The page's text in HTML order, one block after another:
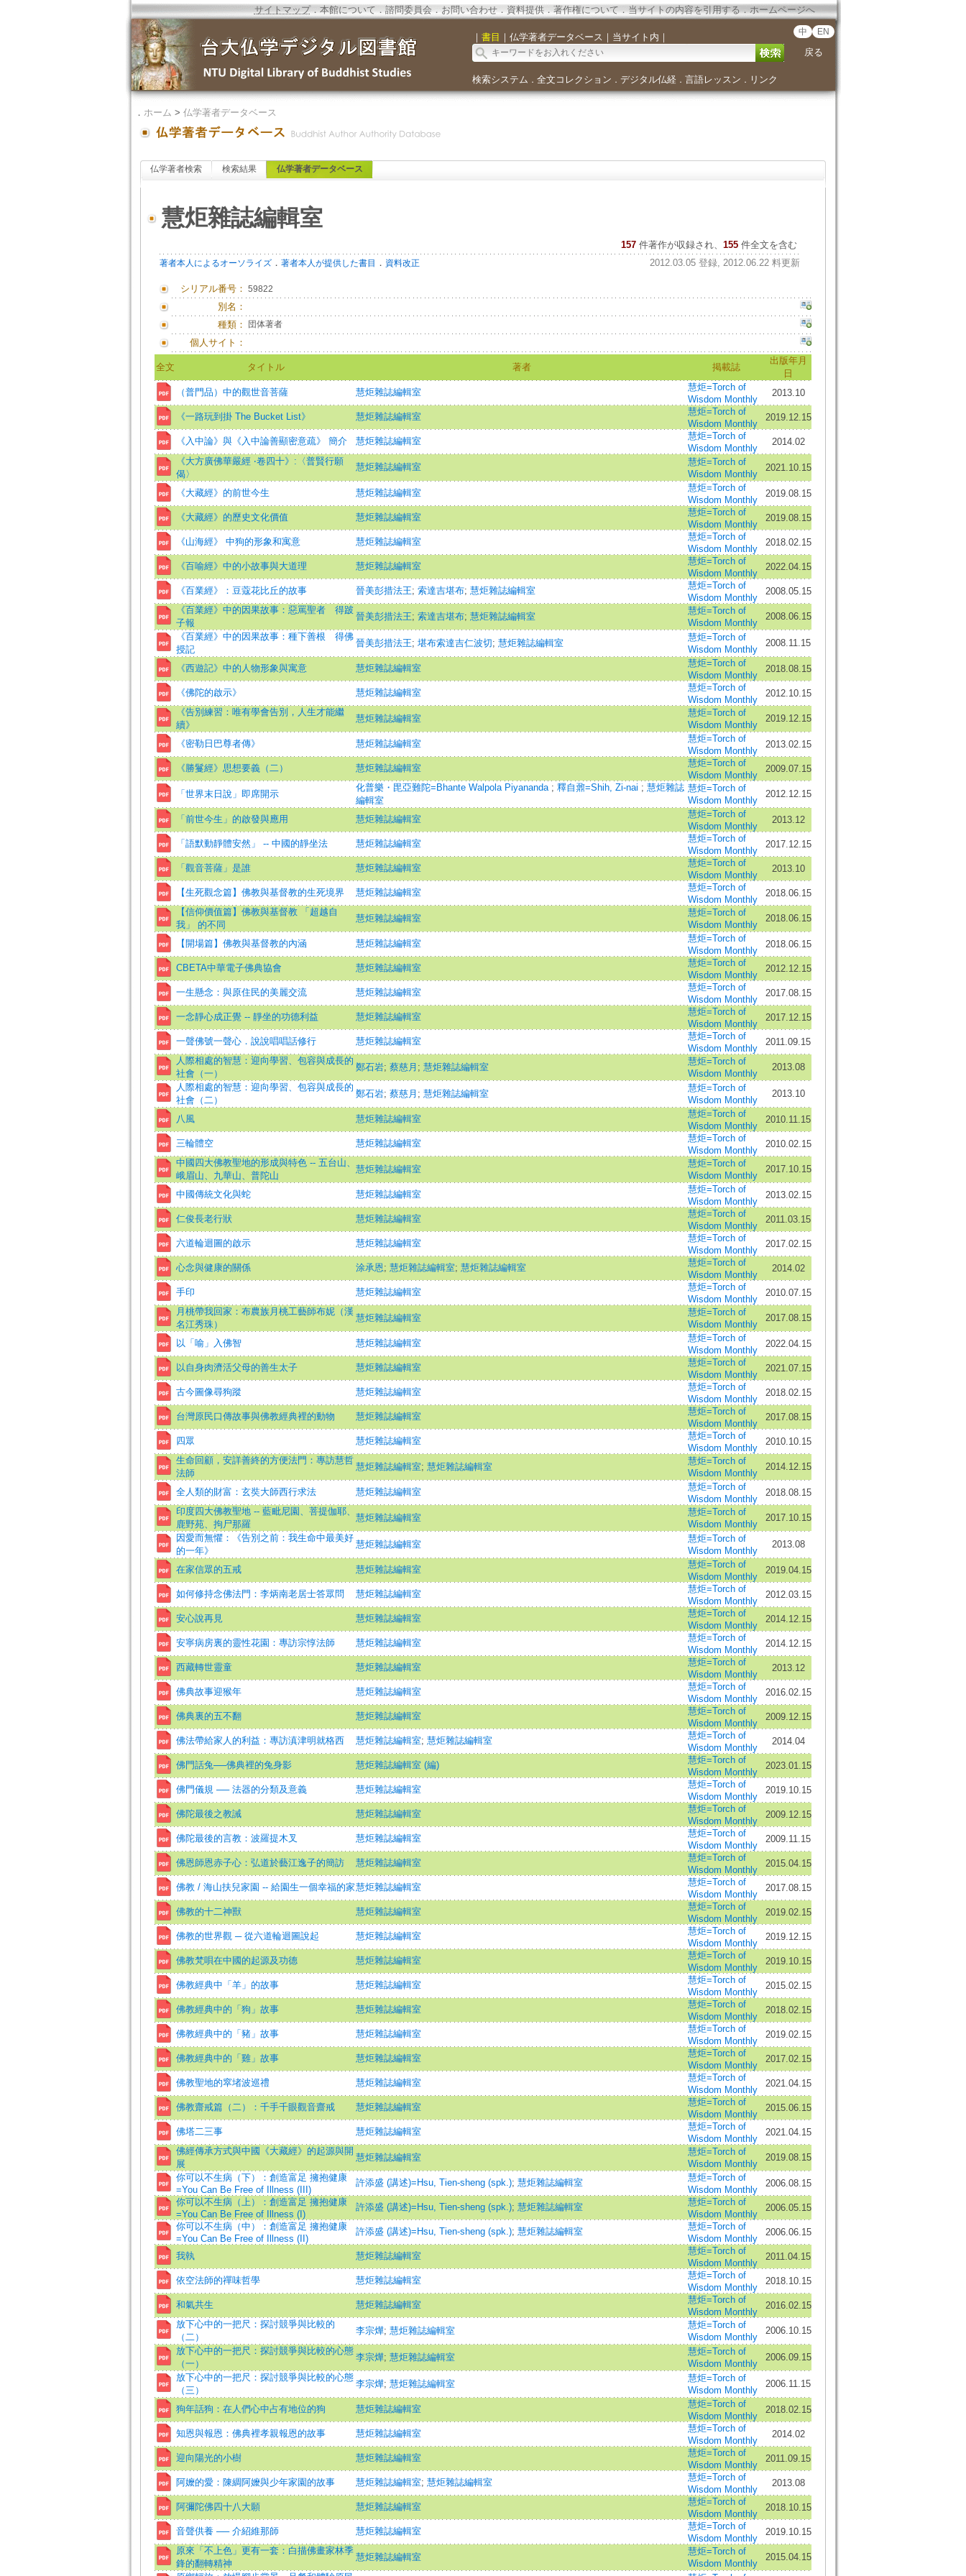
サイトマップ．本館について．諮問委員会． お問い合わせ． 資料提供．著作権について．当サイトの内容を引用する．ホームページへ
｜ 書目 ｜ 仏学著者データベース ｜ 当サイト内 ｜ 中 EN
戻る
検索システム ． 全文コレクション ． デジタル仏経． 言語レッスン ． リンク
． ホーム > 仏学著者データベース
仏学著者検索 検索結果 仏学著者データベース
慧炬雜誌編輯室
157 件著作が収録され、 155件全文を含む
著者本人によるオーソライズ． 著者本人が提供した書目 ． 資料改正 2012.03.05 登録, 2012.06.22 料更新
シリアル番号： 59822
別名：
種類：
団体著者
個人サイト：
全文 タイトル 著者 掲載誌
出版年月
日
（普門品）中的觀世音菩薩
慧炬雜誌編輯室
慧炬=Torch of
Wisdom Monthly
2013.10
《一路玩到掛 The Bucket List》 慧炬雜誌編輯室
慧炬=Torch of
Wisdom Monthly
2019.12.15
《入中論》與《入中論善顯密意疏》 簡介 慧炬雜誌編輯室
慧炬=Torch of
Wisdom Monthly
2014.02
《大方廣佛華嚴經 ‧卷四十》:〈普賢行願
偈〉
慧炬雜誌編輯室
慧炬=Torch of
Wisdom Monthly
2021.10.15
《大藏經》的前世今生 慧炬雜誌編輯室
慧炬=Torch of
Wisdom Monthly
2019.08.15
《大藏經》的歷史文化價值 慧炬雜誌編輯室
慧炬=Torch of
Wisdom Monthly
2019.08.15
《山海經》 中狗的形象和寓意 慧炬雜誌編輯室
慧炬=Torch of
Wisdom Monthly
2018.02.15
《百喻經》中的小故事與大道理 慧炬雜誌編輯室
慧炬=Torch of
Wisdom Monthly
2022.04.15
《百業經》：豆蔻花比丘的故事 晉美彭措法王; 索達吉堪布; 慧炬雜誌編輯室
慧炬=Torch of
Wisdom Monthly
2008.05.15
《百業經》中的因果故事：惡罵聖者 得跛
子報
晉美彭措法王; 索達吉堪布; 慧炬雜誌編輯室
慧炬=Torch of
Wisdom Monthly
2008.06.15
《百業經》中的因果故事：種下善根 得佛
授記
晉美彭措法王; 堪布索達吉仁波切; 慧炬雜誌編輯室
慧炬=Torch of
Wisdom Monthly
2008.11.15
《西遊記》中的人物形象與寓意 慧炬雜誌編輯室
慧炬=Torch of
Wisdom Monthly
2018.08.15
《佛陀的啟示》 慧炬雜誌編輯室
慧炬=Torch of
Wisdom Monthly
2012.10.15
《告別練習：唯有學會告別，人生才能繼
續》
慧炬雜誌編輯室
慧炬=Torch of
Wisdom Monthly
2019.12.15
《密勒日巴尊者傳》 慧炬雜誌編輯室
慧炬=Torch of
Wisdom Monthly
2013.02.15
《勝鬘經》思想要義（二） 慧炬雜誌編輯室
慧炬=Torch of
Wisdom Monthly
2009.07.15
「世界末日說」即席開示
化普樂・毘亞難陀=Bhante Walpola Piyananda ; 釋自鼐=Shih, Zi-nai ; 慧炬雜誌
編輯室
慧炬=Torch of
Wisdom Monthly
2012.12.15
「前世今生」的啟發與應用 慧炬雜誌編輯室
慧炬=Torch of
Wisdom Monthly
2013.12
「語默動靜體安然」 -- 中國的靜坐法 慧炬雜誌編輯室
慧炬=Torch of
Wisdom Monthly
2017.12.15
「觀音菩薩」是誰 慧炬雜誌編輯室
慧炬=Torch of
Wisdom Monthly
2013.10
【生死觀念篇】佛教與基督教的生死境界 慧炬雜誌編輯室
慧炬=Torch of
Wisdom Monthly
2018.06.15
【信仰價值篇】佛教與基督教 「超越自
我」 的不同
慧炬雜誌編輯室
慧炬=Torch of
Wisdom Monthly
2018.06.15
【開場篇】佛教與基督教的內涵 慧炬雜誌編輯室
慧炬=Torch of
Wisdom Monthly
2018.06.15
CBETA中華電子佛典協會 慧炬雜誌編輯室
慧炬=Torch of
Wisdom Monthly
2012.12.15
一生懸念：與原住民的美麗交流 慧炬雜誌編輯室
慧炬=Torch of
Wisdom Monthly
2017.08.15
一念靜心成正覺 -- 靜坐的功德利益 慧炬雜誌編輯室
慧炬=Torch of
Wisdom Monthly
2017.12.15
一聲佛號一聲心．說說唱唱話修行 慧炬雜誌編輯室
慧炬=Torch of
Wisdom Monthly
2011.09.15
人際相處的智慧：迎向學習、包容與成長的
社會（一）
鄭石岩; 蔡慈月 ; 慧炬雜誌編輯室
慧炬=Torch of
Wisdom Monthly
2013.08
人際相處的智慧：迎向學習、包容與成長的
社會（二）
鄭石岩; 蔡慈月 ; 慧炬雜誌編輯室
慧炬=Torch of
Wisdom Monthly
2013.10
八風 慧炬雜誌編輯室
慧炬=Torch of
Wisdom Monthly
2010.11.15
三輪體空 慧炬雜誌編輯室
慧炬=Torch of
Wisdom Monthly
2010.02.15
中國四大佛教聖地的形成與特色 -- 五台山、
峨眉山、九華山、普陀山
慧炬雜誌編輯室
慧炬=Torch of
Wisdom Monthly
2017.10.15
中國傳統文化與蛇 慧炬雜誌編輯室
慧炬=Torch of
Wisdom Monthly
2013.02.15
仁俊長老行狀 慧炬雜誌編輯室
慧炬=Torch of
Wisdom Monthly
2011.03.15
六道輪迴圖的啟示 慧炬雜誌編輯室
慧炬=Torch of
Wisdom Monthly
2017.02.15
心念與健康的關係 涂承恩; 慧炬雜誌編輯室; 慧炬雜誌編輯室
慧炬=Torch of
Wisdom Monthly
2014.02
手印 慧炬雜誌編輯室
慧炬=Torch of
Wisdom Monthly
2010.07.15
月桃帶我回家：布農族月桃工藝師布妮（漢
名江秀珠）
慧炬雜誌編輯室
慧炬=Torch of
Wisdom Monthly
2017.08.15
以「喻」入佛智 慧炬雜誌編輯室
慧炬=Torch of
Wisdom Monthly
2022.04.15
以自身肉濟活父母的善生太子 慧炬雜誌編輯室
慧炬=Torch of
Wisdom Monthly
2021.07.15
古今圖像尋狗蹤 慧炬雜誌編輯室
慧炬=Torch of
Wisdom Monthly
2018.02.15
台灣原民口傳故事與佛教經典裡的動物 慧炬雜誌編輯室
慧炬=Torch of
Wisdom Monthly
2017.08.15
四眾 慧炬雜誌編輯室
慧炬=Torch of
Wisdom Monthly
2010.10.15
生命回顧，安詳善終的方便法門：專訪慧哲
法師
慧炬雜誌編輯室; 慧炬雜誌編輯室
慧炬=Torch of
Wisdom Monthly
2014.12.15
全人類的財富：玄奘大師西行求法 慧炬雜誌編輯室
慧炬=Torch of
Wisdom Monthly
2018.08.15
印度四大佛教聖地 -- 藍毗尼園、菩提伽耶、
鹿野苑、拘尸那羅
慧炬雜誌編輯室
慧炬=Torch of
Wisdom Monthly
2017.10.15
因愛而無懼：《告別之前：我生命中最美好
的一年》
慧炬雜誌編輯室
慧炬=Torch of
Wisdom Monthly
2013.08
在家信眾的五戒 慧炬雜誌編輯室
慧炬=Torch of
Wisdom Monthly
2019.04.15
如何修持念佛法門：李炳南老居士答眾問 慧炬雜誌編輯室
慧炬=Torch of
Wisdom Monthly
2012.03.15
安心說再見 慧炬雜誌編輯室
慧炬=Torch of
Wisdom Monthly
2014.12.15
安寧病房裏的靈性花園：專訪宗惇法師 慧炬雜誌編輯室
慧炬=Torch of
Wisdom Monthly
2014.12.15
西藏轉世靈童 慧炬雜誌編輯室
慧炬=Torch of
Wisdom Monthly
2013.12
佛典故事迎猴年 慧炬雜誌編輯室
慧炬=Torch of
Wisdom Monthly
2016.02.15
佛典裏的五不翻 慧炬雜誌編輯室
慧炬=Torch of
Wisdom Monthly
2009.12.15
佛法帶給家人的利益：專訪滇津明就格西 慧炬雜誌編輯室; 慧炬雜誌編輯室
慧炬=Torch of
Wisdom Monthly
2014.04
佛門話兔──佛典裡的兔身影 慧炬雜誌編輯室 (編)
慧炬=Torch of
Wisdom Monthly
2023.01.15
佛門儀規 ── 法器的分類及意義 慧炬雜誌編輯室
慧炬=Torch of
Wisdom Monthly
2019.10.15
佛陀最後之教誡 慧炬雜誌編輯室
慧炬=Torch of
Wisdom Monthly
2009.12.15
佛陀最後的言教：波羅提木叉 慧炬雜誌編輯室
慧炬=Torch of
Wisdom Monthly
2009.11.15
佛恩師恩赤子心：弘道於藝江逸子的簡訪 慧炬雜誌編輯室
慧炬=Torch of
Wisdom Monthly
2015.04.15
佛教 / 海山扶兒家園 -- 給園生一個幸福的家慧炬雜誌編輯室
慧炬=Torch of
Wisdom Monthly
2017.08.15
佛教的十二神獸 慧炬雜誌編輯室
慧炬=Torch of
Wisdom Monthly
2019.02.15
佛教的世界觀 ─ 從六道輪迴圖說起 慧炬雜誌編輯室
慧炬=Torch of
Wisdom Monthly
2019.12.15
佛教梵唄在中國的起源及功德 慧炬雜誌編輯室
慧炬=Torch of
Wisdom Monthly
2019.10.15
佛教經典中「羊」的故事 慧炬雜誌編輯室
慧炬=Torch of
Wisdom Monthly
2015.02.15
佛教經典中的「狗」故事 慧炬雜誌編輯室
慧炬=Torch of
Wisdom Monthly
2018.02.15
佛教經典中的「豬」故事 慧炬雜誌編輯室
慧炬=Torch of
Wisdom Monthly
2019.02.15
佛教經典中的「雞」故事 慧炬雜誌編輯室
慧炬=Torch of
Wisdom Monthly
2017.02.15
佛教聖地的窣堵波巡禮 慧炬雜誌編輯室
慧炬=Torch of
Wisdom Monthly
2021.04.15
佛教齋戒篇（二）：千手千眼觀音齋戒 慧炬雜誌編輯室
慧炬=Torch of
Wisdom Monthly
2015.06.15
佛塔二三事 慧炬雜誌編輯室
慧炬=Torch of
Wisdom Monthly
2021.04.15
佛經傳承方式與中國《大藏經》的起源與開
展
慧炬雜誌編輯室
慧炬=Torch of
Wisdom Monthly
2019.08.15
你可以不生病（下）：創造富足 擁抱健康
=You Can Be Free of Illness (III)
許添盛 (講述)=Hsu, Tien-sheng (spk.); 慧炬雜誌編輯室
慧炬=Torch of
Wisdom Monthly
2006.08.15
你可以不生病（上）：創造富足 擁抱健康
=You Can Be Free of Illness (I)
許添盛 (講述)=Hsu, Tien-sheng (spk.); 慧炬雜誌編輯室
慧炬=Torch of
Wisdom Monthly
2006.05.15
你可以不生病（中）：創造富足 擁抱健康
=You Can Be Free of Illness (II)
許添盛 (講述)=Hsu, Tien-sheng (spk.); 慧炬雜誌編輯室
慧炬=Torch of
Wisdom Monthly
2006.06.15
我執 慧炬雜誌編輯室
慧炬=Torch of
Wisdom Monthly
2011.04.15
依空法師的禪味哲學 慧炬雜誌編輯室
慧炬=Torch of
Wisdom Monthly
2018.10.15
和氣共生 慧炬雜誌編輯室
慧炬=Torch of
Wisdom Monthly
2016.02.15
放下心中的一把尺：探討競爭與比較的
（二）
李宗燁; 慧炬雜誌編輯室
慧炬=Torch of
Wisdom Monthly
2006.10.15
放下心中的一把尺：探討競爭與比較的心態
（一）
李宗燁; 慧炬雜誌編輯室
慧炬=Torch of
Wisdom Monthly
2006.09.15
放下心中的一把尺：探討競爭與比較的心態
（三）
李宗燁; 慧炬雜誌編輯室
慧炬=Torch of
Wisdom Monthly
2006.11.15
狗年話狗：在人們心中占有地位的狗 慧炬雜誌編輯室
慧炬=Torch of
Wisdom Monthly
2018.02.15
知恩與報恩：佛典裡孝親報恩的故事 慧炬雜誌編輯室
慧炬=Torch of
Wisdom Monthly
2014.02
迎向陽光的小樹 慧炬雜誌編輯室
慧炬=Torch of
Wisdom Monthly
2011.09.15
阿嬤的愛：陳綢阿嬤與少年家園的故事 慧炬雜誌編輯室; 慧炬雜誌編輯室
慧炬=Torch of
Wisdom Monthly
2013.08
阿彌陀佛四十八大願 慧炬雜誌編輯室
慧炬=Torch of
Wisdom Monthly
2018.10.15
音聲供養 ── 介紹維那師 慧炬雜誌編輯室
慧炬=Torch of
Wisdom Monthly
2019.10.15
原來「不上色」更有一套：白描佛畫家林季
鋒的翻轉精神
慧炬雜誌編輯室
慧炬=Torch of
Wisdom Monthly
2015.04.15